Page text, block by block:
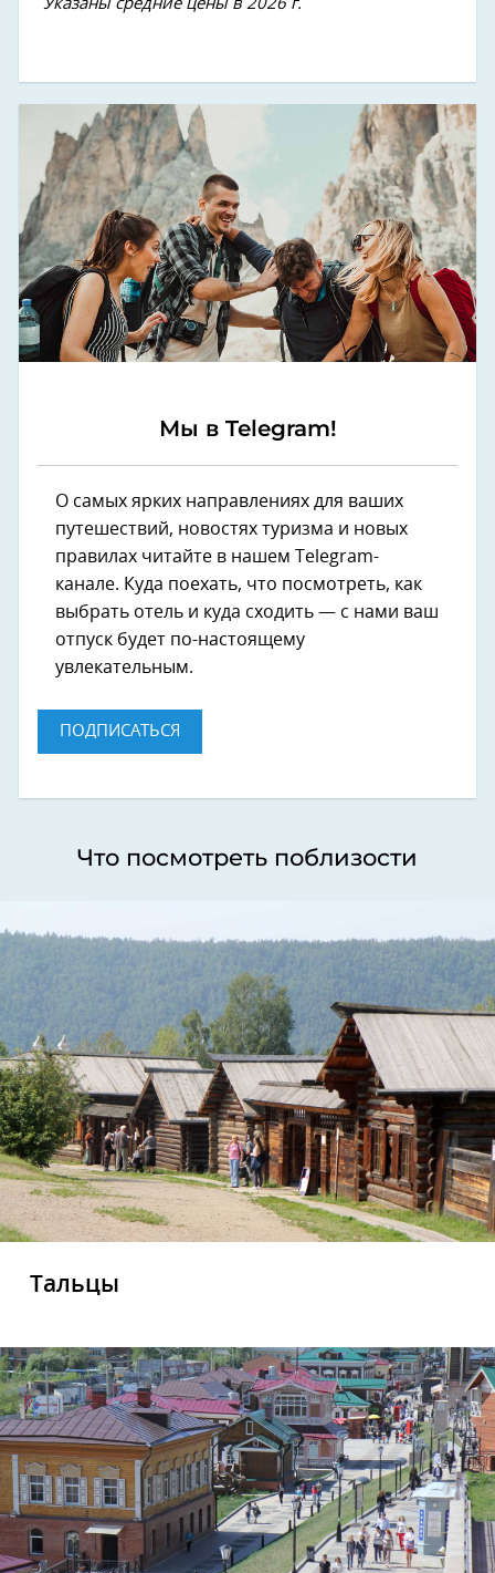
Указаны средние цены в 2026 г.
Мы в Telegram!
О самых ярких направлениях для ваших
путешествий, новостях туризма и новых
правилах читайте в нашем Telegram-
канале. Куда поехать, что посмотреть, как
выбрать отель и куда сходить — с нами ваш
отпуск будет по-настоящему
увлекательным.
ПОДПИСАТЬСЯ
Что посмотреть поблизости
Тальцы